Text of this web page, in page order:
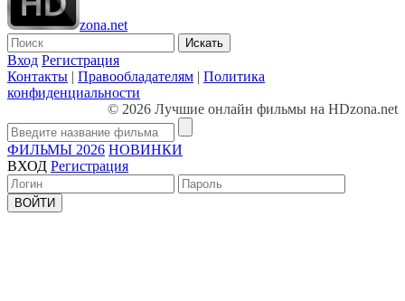
zona.net
Искать
Вход Регистрация
Контакты | Правообладателям | Политика
конфиденциальности
© 2026 Лучшие онлайн фильмы на HDzona.net
ФИЛЬМЫ 2026 НОВИНКИ
ВХОД Регистрация